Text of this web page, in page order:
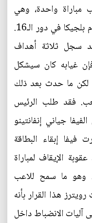
مباراة واحدة، وهي
مباراة الولايات المتحدة التالية أمام بلجيكا في دور الـ16.
سجل ثلاثة أهداف
غيابه كان سيشكل
لكن ما حدث بعد ذلك
فقد طلب الرئيس
جياني إنفانتينو
فيفا إبقاء البطاقة
الإيقاف لمباراة
وهو ما سمح للاعب
هذا القرار بأنه
الانضباط داخل